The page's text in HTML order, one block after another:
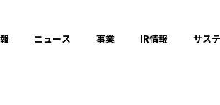
ニュース 事業 IR情報 サス